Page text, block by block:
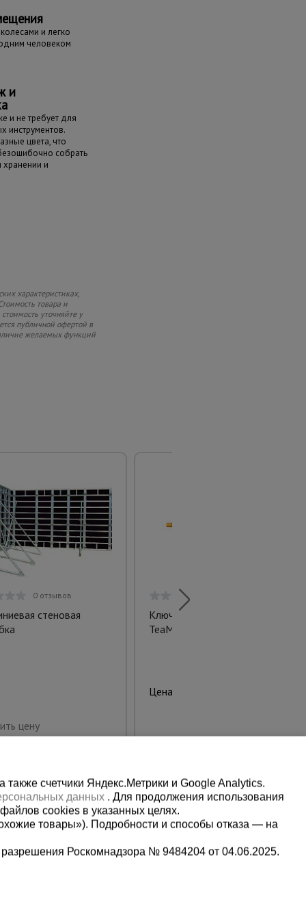
и легко
человеком
и
и не требует для
инструментов.
цвета, что
собрать
хранении и
характеристиках,
товара и
уточняйте у
публичной офертой в
желаемых функций
0 отзывов
стеновая
цену
Ключ для гибки арматуры
TeaM 28Y
Цена:
09
счетчики Яндекс.Метрики и Google Analytics.
данных . Для продолжения использования
cookies в указанных целях.
товары»). Подробности и способы отказа — на
Роскомнадзора № 9484204 от 04.06.2025.